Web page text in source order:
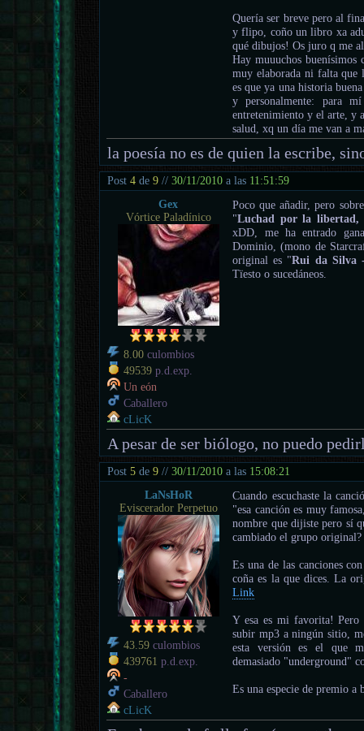
Quería ser breve pero al
y flipo, coño un libro xa
qué dibujos! Os juro q me
Hay muuuchos buenísimos
muy elaborada ni falta que
es que ya una historia
y personalmente: para
entretenimiento y el arte, y
salud, xq un día me van a
la poesía no es de quien la escribe,
Post4 de9 //30/11/2010 a las 11:51:59
Gex
Vórtice Paladínico
8.00 culombios
49539 p.d.exp.
Un eón
Caballero
cLicK
Poco que añadir, pero
"Luchad por la libertad,
xDD, me ha entrado
Dominio, (mono de
original es "Rui da Silva
Tïesto o sucedáneos.
A pesar de ser biólogo, no puedo
Post5 de9 //30/11/2010 a las 15:08:21
LaNsHoR
Eviscerador Perpetuo
43.59 culombios
439761 p.d.exp.
-
Caballero
cLicK
Cuando escuchaste la
"esa canción es muy
nombre que dijiste pero sí
cambiado el grupo original?
Es una de las canciones
coña es la que dices. La
Link
Y esa es mi favorita! Pero
subir mp3 a ningún sitio,
esta versión es el que
demasiado "underground"
Es una especie de premio a